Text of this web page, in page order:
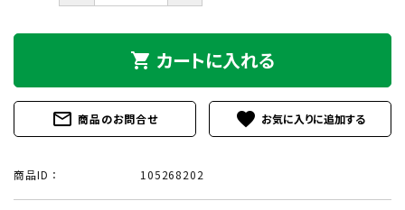
shopping_cart カートに入れる
mail_outline 商品のお問合せ favorite
商品ID ： 105268202